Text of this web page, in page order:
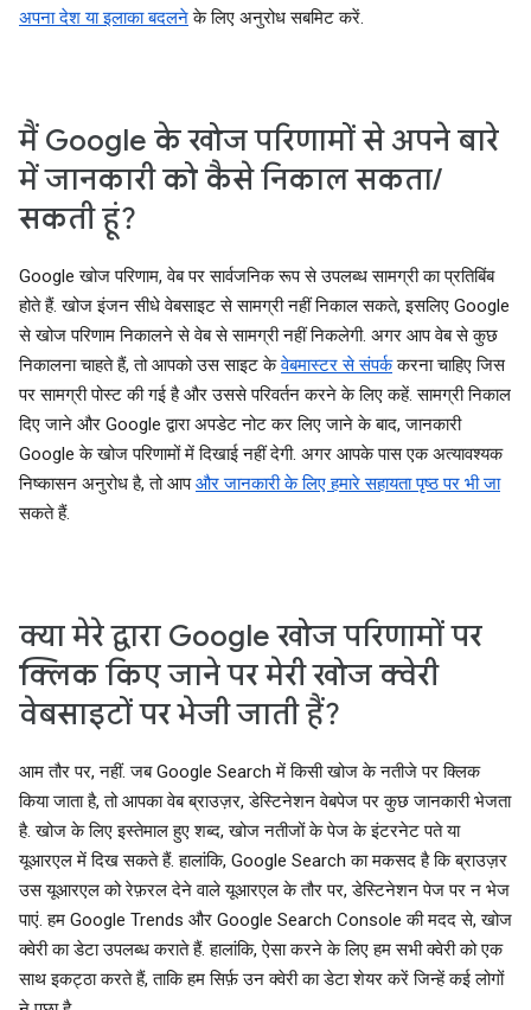
अपना देश या इलाका बदलनेके लिए अनुरोध सबमिट करें.
मैं Google के खोज परिणामों से अपने बारे
में जानकारी को कैसे निकाल सकता/
सकती हूं?
Google खोज परिणाम, वेब पर सार्वजनिक रूप से उपलब्ध सामग्री का प्रतिबिंब
होते हैं. खोज इंजन सीधे वेबसाइट से सामग्री नहीं निकाल सकते, इसलिए Google
से खोज परिणाम निकालने से वेब से सामग्री नहीं निकलेगी. अगर आप वेब से कुछ
निकालना चाहते हैं, तो आपको उस साइट केवेबमास्टर से संपर्ककरना चाहिए जिस
पर सामग्री पोस्ट की गई है और उससे परिवर्तन करने के लिए कहें. सामग्री निकाल
दिए जाने और Google द्वारा अपडेट नोट कर लिए जाने के बाद, जानकारी
Google के खोज परिणामों में दिखाई नहीं देगी. अगर आपके पास एक अत्यावश्यक
निष्कासन अनुरोध है, तो आपऔर जानकारी के लिए हमारे सहायता पृष्ठ पर भी जा
सकते हैं.
क्या मेरे द्वारा Google खोज परिणामों पर
क्लिक किए जाने पर मेरी खोज क्वेरी
वेबसाइटों पर भेजी जाती हैं?
आम तौर पर, नहीं. जब Google Search में किसी खोज के नतीजे पर क्लिक
किया जाता है, तो आपका वेब ब्राउज़र, डेस्टिनेशन वेबपेज पर कुछ जानकारी भेजता
है. खोज के लिए इस्तेमाल हुए शब्द, खोज नतीजों के पेज के इंटरनेट पते या
यूआरएल में दिख सकते हैं. हालांकि, Google Search का मकसद है कि ब्राउज़र
उस यूआरएल को रेफ़रल देने वाले यूआरएल के तौर पर, डेस्टिनेशन पेज पर न भेज
पाएं. हम Google Trends और Google Search Console की मदद से, खोज
क्वेरी का डेटा उपलब्ध कराते हैं. हालांकि, ऐसा करने के लिए हम सभी क्वेरी को एक
साथ इकट्ठा करते हैं, ताकि हम सिर्फ़ उन क्वेरी का डेटा शेयर करें जिन्हें कई लोगों